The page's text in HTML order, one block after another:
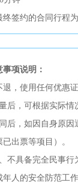
签约的合同行程为
事项说明：
，使用任何优惠证
后，可根据实际情
后，如因自身原
出票等项目）。
不具备完全民事
人的安全防范工作